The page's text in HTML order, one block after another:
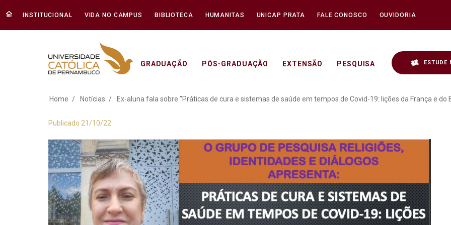
INSTITUCIONAL VIDA NO CAMPUS BIBLIOTECA HUMANITAS UNICAP PRATA FALE CONOSCO OUVIDORIA
GRADUAÇÃO PÓS-GRADUAÇÃO EXTENSÃO PESQUISA ESTUDE
Ex-aluna fala sobre "Práticas de cura e
Home Notícias Ex-aluna fala sobre "Práticas de cura e sistemas de saúde em tempos de Covid-19: lições da França e do
Publicado 21/10/22